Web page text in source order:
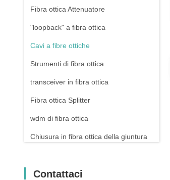
Fibra ottica Attenuatore
"loopback" a fibra ottica
Cavi a fibre ottiche
Strumenti di fibra ottica
transceiver in fibra ottica
Fibra ottica Splitter
wdm di fibra ottica
Chiusura in fibra ottica della giuntura
Pannello di patch Rj45
Contattaci